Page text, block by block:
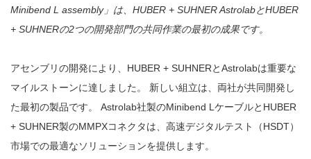
Minibend L assembly」は、HUBER + SUHNER AstrolabとHUBER
+ SUHNERの2つの開発部門の共同作業の最初の成果です。
アセンブリの開発により、HUBER + SUHNERとAstrolabは重要な
マイルストーンに達しました。 新しい組立は、両社が共同開発し
た最初の製品です。 Astrolab社製のMinibend LケーブルとHUBER
+ SUHNER製のMMPXコネクタは、高速デジタルテスト（HSDT）
市場での最適なソリューションを提供します。